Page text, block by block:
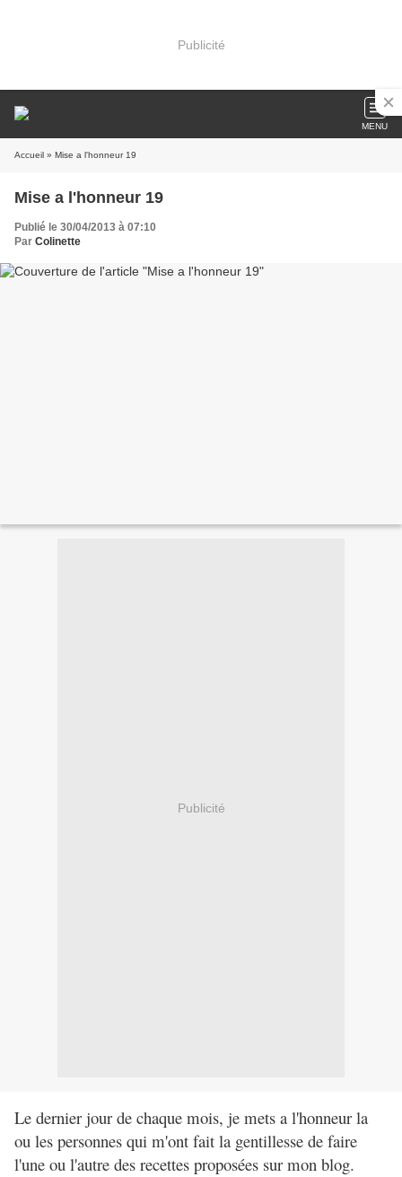
Publicité
MENU
Accueil » Mise a l'honneur 19
Mise a l'honneur 19
Publié le 30/04/2013 à 07:10
Par Colinette
Publicité
Le dernier jour de chaque mois, je mets a l'honneur la
ou les personnes qui m'ont fait la gentillesse de faire
l'une ou l'autre des recettes proposées sur mon blog.